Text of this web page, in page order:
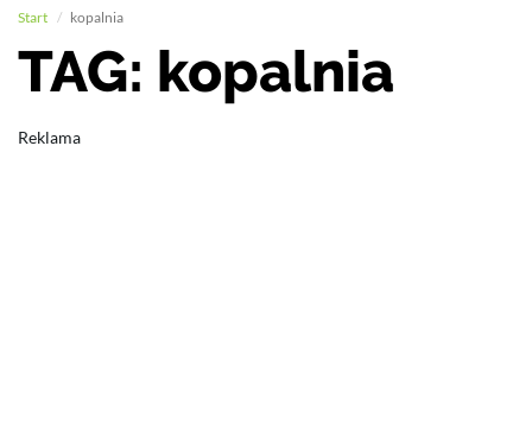
Start kopalnia
TAG: kopalnia
Reklama